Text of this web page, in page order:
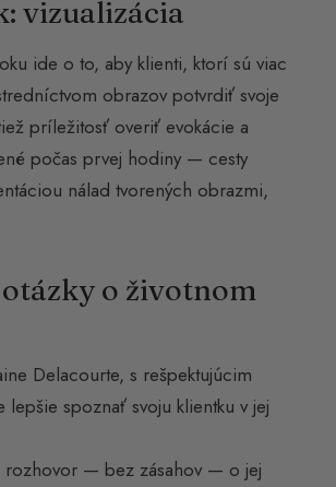
vizualizácia
ide o to, aby klienti, ktorí sú viac
obrazov potvrdiť svoje
príležitosť overiť evokácie a
počas prvej hodiny — cesty
nálad tvorených obrazmi,
o životnom
Delacourte, s rešpektujúcim
spoznať svoju klientku v jej
rozhovor — bez zásahov — o jej